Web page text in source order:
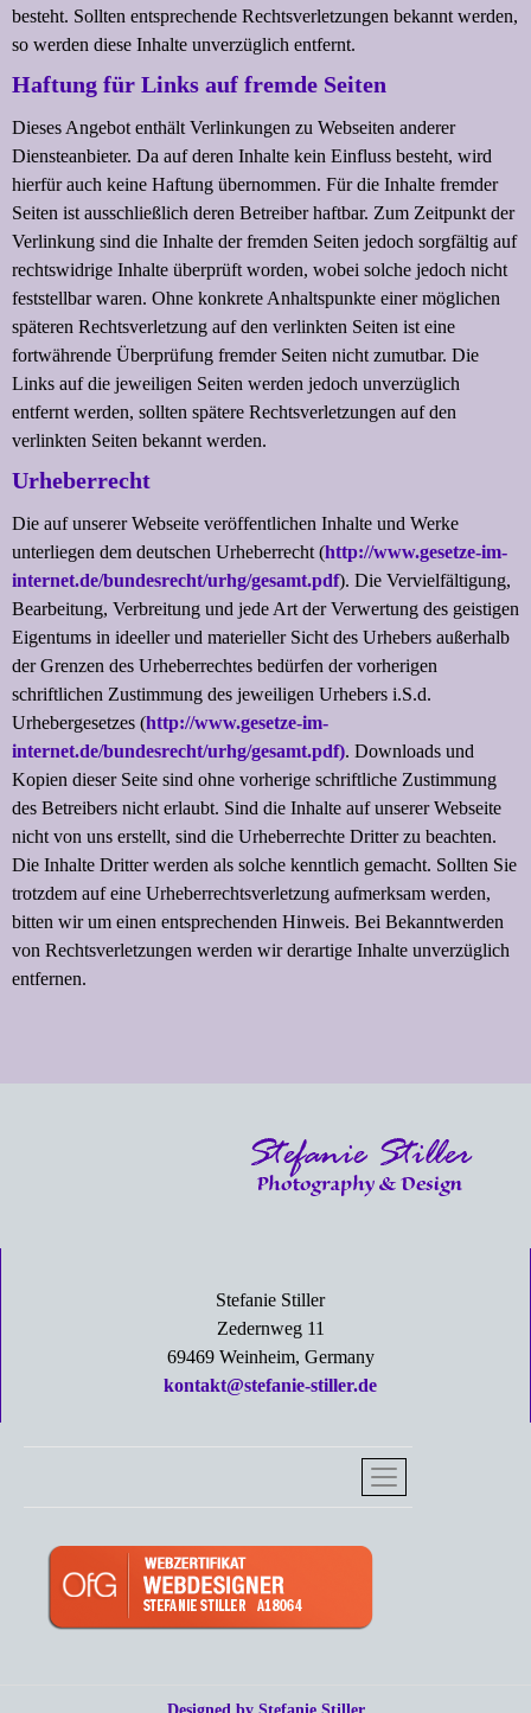
besteht. Sollten entsprechende Rechtsverletzungen bekannt werden,
so werden diese Inhalte unverzüglich entfernt.
Haftung für Links auf fremde Seiten
Dieses Angebot enthält Verlinkungen zu Webseiten anderer
Diensteanbieter. Da auf deren Inhalte kein Einfluss besteht, wird
hierfür auch keine Haftung übernommen. Für die Inhalte fremder
Seiten ist ausschließlich deren Betreiber haftbar. Zum Zeitpunkt der
Verlinkung sind die Inhalte der fremden Seiten jedoch sorgfältig auf
rechtswidrige Inhalte überprüft worden, wobei solche jedoch nicht
feststellbar waren. Ohne konkrete Anhaltspunkte einer möglichen
späteren Rechtsverletzung auf den verlinkten Seiten ist eine
fortwährende Überprüfung fremder Seiten nicht zumutbar. Die
Links auf die jeweiligen Seiten werden jedoch unverzüglich
entfernt werden, sollten spätere Rechtsverletzungen auf den
verlinkten Seiten bekannt werden.
Urheberrecht
Die auf unserer Webseite veröffentlichen Inhalte und Werke
unterliegen dem deutschen Urheberrecht (http://www.gesetze-im-
internet.de/bundesrecht/urhg/gesamt.pdf). Die Vervielfältigung,
Bearbeitung, Verbreitung und jede Art der Verwertung des geistigen
Eigentums in ideeller und materieller Sicht des Urhebers außerhalb
der Grenzen des Urheberrechtes bedürfen der vorherigen
schriftlichen Zustimmung des jeweiligen Urhebers i.S.d.
Urhebergesetzes (http://www.gesetze-im-
internet.de/bundesrecht/urhg/gesamt.pdf). Downloads und
Kopien dieser Seite sind ohne vorherige schriftliche Zustimmung
des Betreibers nicht erlaubt. Sind die Inhalte auf unserer Webseite
nicht von uns erstellt, sind die Urheberrechte Dritter zu beachten.
Die Inhalte Dritter werden als solche kenntlich gemacht. Sollten Sie
trotzdem auf eine Urheberrechtsverletzung aufmerksam werden,
bitten wir um einen entsprechenden Hinweis. Bei Bekanntwerden
von Rechtsverletzungen werden wir derartige Inhalte unverzüglich
entfernen.
Stefanie Stiller
Zedernweg 11
69469 Weinheim, Germany
kontakt@stefanie-stiller.de